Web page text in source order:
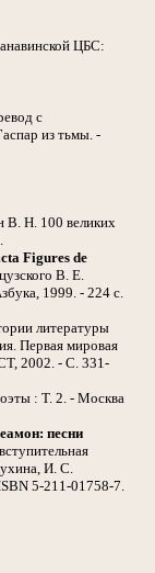
ЦБС:
с
из тьмы. -
В. Н. 100 великих
Figures de
В. Е.
1999. - 224 с.
литературы
Первая мировая
2002. - С. 331-
: Т. 2. - Москва
песни
И. С.
5-211-01758-7.